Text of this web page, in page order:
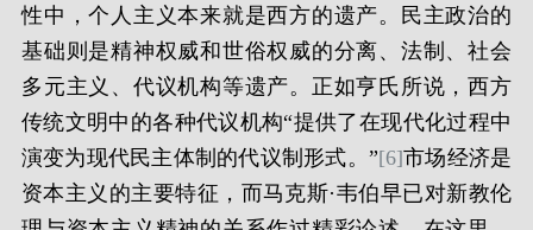
性中，个人主义本来就是西方的遗产。民主政治的
基础则是精神权威和世俗权威的分离、法制、社会
多元主义、代议机构等遗产。正如亨氏所说，西方
传统文明中的各种代议机构“提供了在现代化过程中
演变为现代民主体制的代议制形式。”[6]市场经济是
资本主义的主要特征，而马克斯·韦伯早已对新教伦